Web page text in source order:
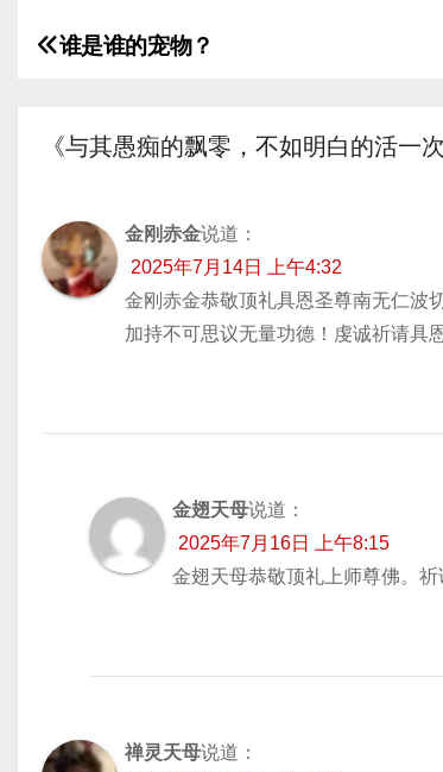
放
文
导
谁是谁的宠物？
《与其愚痴的飘零，不如明白的活一
金刚赤金说道：
2025年7月14日 上午4:32
金刚赤金恭敬顶礼具恩圣尊南无仁波
加持不可思议无量功德！虔诚祈请具
金翅天母说道：
2025年7月16日 上午8:15
金翅天母恭敬顶礼上师尊佛。祈
禅灵天母说道：